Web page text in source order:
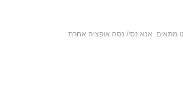
מתאים. אנא נסי/ נסה אופציה אחרת